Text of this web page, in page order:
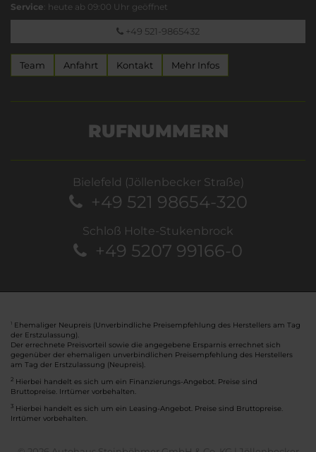
Service: heute ab 09:00 Uhr geöffnet
+49 521-9865432
Team Anfahrt Kontakt Mehr Infos
RUFNUMMERN
Bielefeld (Jöllenbecker Straße)
+49 521 98654-320
Schloß Holte-Stukenbrock
+49 5207 99166-0
Ehemaliger Neupreis (Unverbindliche Preisempfehlung des Herstellers am Tag
der Erstzulassung).
Der errechnete Preisvorteil sowie die angegebene Ersparnis errechnet sich
gegenüber der ehemaligen unverbindlichen Preisempfehlung des Herstellers
am Tag der Erstzulassung (Neupreis).
2 Hierbei handelt es sich um ein Finanzierungs-Angebot. Preise sind
Bruttopreise. Irrtümer vorbehalten.
3 Hierbei handelt es sich um ein Leasing-Angebot. Preise sind Bruttopreise.
Irrtümer vorbehalten.